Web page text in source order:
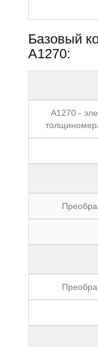
Базовый
А1270:
A1270 -